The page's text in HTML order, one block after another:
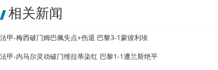
相关新闻
法甲-梅西破门姆巴佩失点+伤退 巴黎3-1蒙彼利埃
法甲-内马尔灵动破门维拉蒂染红 巴黎1-1遭兰斯绝平